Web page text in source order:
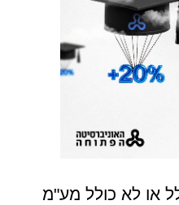
או לא כולל מע"מ